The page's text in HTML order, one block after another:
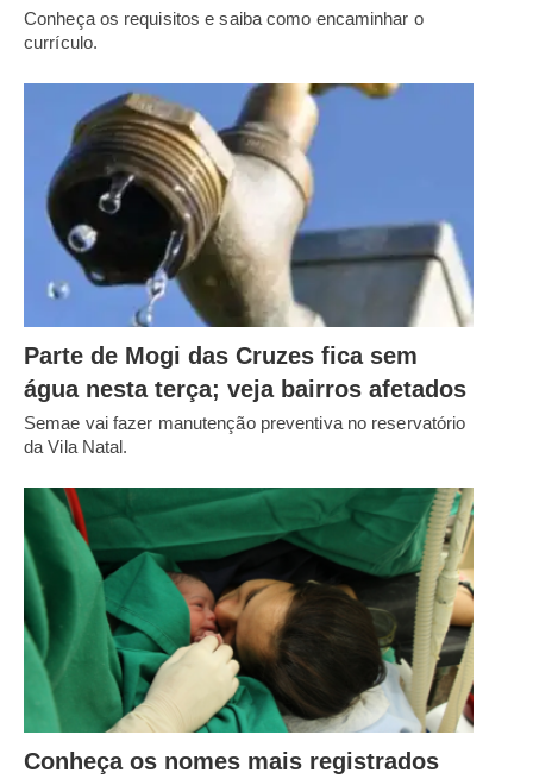
Conheça os requisitos e saiba como encaminhar o
currículo.
Parte de Mogi das Cruzes fica sem
água nesta terça; veja bairros afetados
Semae vai fazer manutenção preventiva no reservatório
da Vila Natal.
Conheça os nomes mais registrados